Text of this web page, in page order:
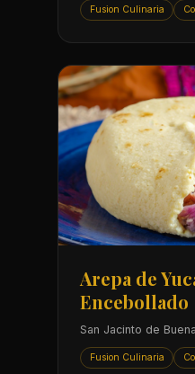
Fusion Culinaria
Arepa de
Encebollado
San Jacinto de
Fusion Culinaria